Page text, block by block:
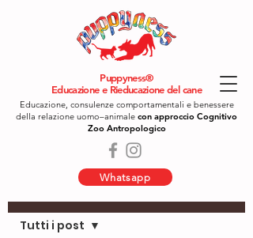
Puppyness®
Educazione e Rieducazione del cane
Educazione, consulenze comportamentali e benessere
della relazione uomo–animale con approccio Cognitivo
Zoo Antropologico
Whatsapp
Tutti i post